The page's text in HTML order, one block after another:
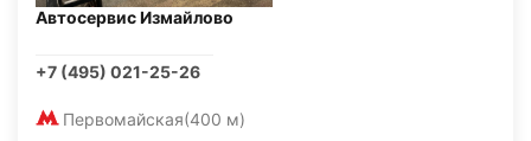
Автосервис Измайлово
+7 (495) 021-25-26
Первомайская(400 м)